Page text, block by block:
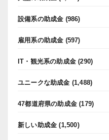
設備系の助成金 (986)
雇用系の助成金 (597)
IT・観光系の助成金 (290)
ユニークな助成金 (1,488)
47都道府県の助成金 (179)
新しい助成金 (1,500)